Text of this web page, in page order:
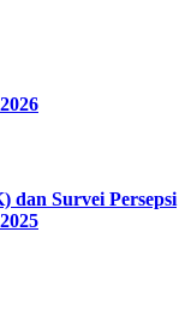
dan Survei Persepsi